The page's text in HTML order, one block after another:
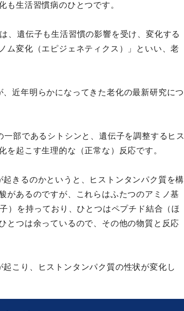
も生活習慣病のひとつです。
、遺伝子も生活習慣の影響を受け、変化する
ム変化（エピジェネティクス）」といい、老
近年明らかになってきた老化の最新研究につ
部であるシトシンと、遺伝子を調整するヒス
を起こす生理的な（正常な）反応です。
きるのかというと、ヒストンタンパク質を構
があるのですが、これらはふたつのアミノ基
）を持っており、ひとつはペプチド結合（ほ
とつは余っているので、その他の物質と反応
こり、ヒストンタンパク質の性状が変化し